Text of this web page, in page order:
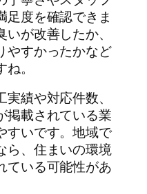
足度を確認できま
が改善したか、
やすかったかなど
。
績や対応件数、
掲載されている業
すいです。地域で
ら、住まいの環境
ている可能性があ